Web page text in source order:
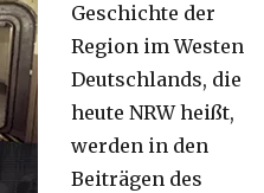
Geschichte der
Region im Westen
Deutschlands, die
heute NRW heißt,
werden in den
Beiträgen des